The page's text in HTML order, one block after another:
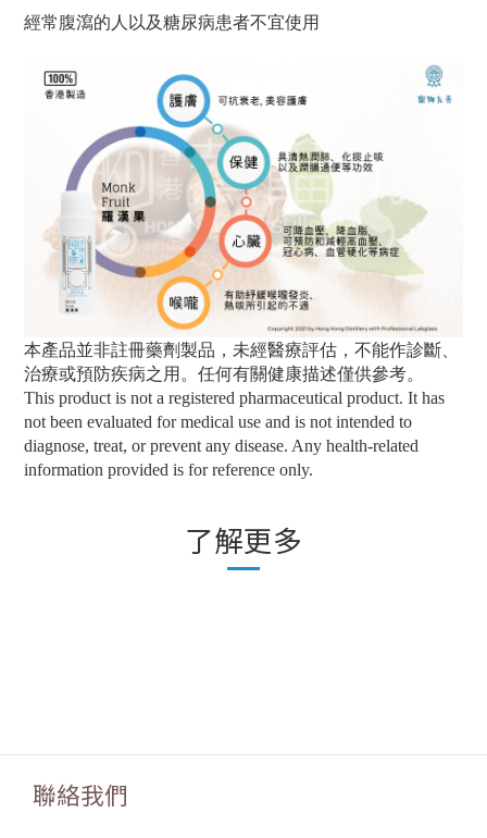
經常腹瀉的人以及糖尿病患者不宜使用
本產品並非註冊藥劑製品，未經醫療評估，不能作診斷、
治療或預防疾病之用。任何有關健康描述僅供參考。
This product is not a registered pharmaceutical product. It has
not been evaluated for medical use and is not intended to
diagnose, treat, or prevent any disease. Any health-related
information provided is for reference only.
了解更多
聯絡我們